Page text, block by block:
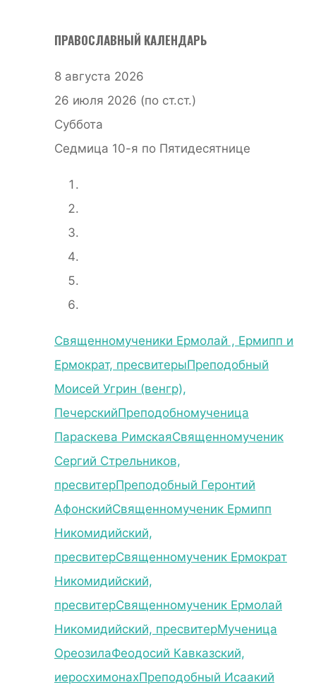
ПРАВОСЛАВНЫЙ КАЛЕНДАРЬ
8 августа 2026
26 июля 2026 (по ст.ст.)
Суббота
Седмица 10-я по Пятидесятнице
Священномученики Ермолай , Ермипп и
Ермократ, пресвитерыПреподобный
Моисей Угрин (венгр),
ПечерскийПреподобномученица
Параскева РимскаяСвященномученик
Сергий Стрельников,
пресвитерПреподобный Геронтий
АфонскийСвященномученик Ермипп
Никомидийский,
пресвитерСвященномученик Ермократ
Никомидийский,
пресвитерСвященномученик Ермолай
Никомидийский, пресвитерМученица
ОреозилаФеодосий Кавказский,
иеросхимонахПреподобный Исаакий